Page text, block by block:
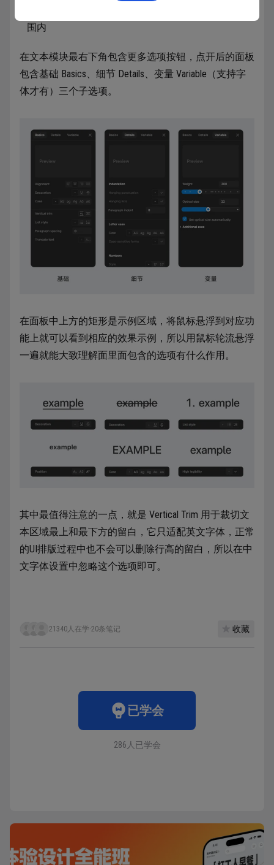
围内
在文本模块最右下角包含更多选项按钮，点开后的面板
包含基础 Basics、细节 Details、变量 Variable（支持字
体才有）三个子选项。
在面板中上方的矩形是示例区域，将鼠标悬浮到对应功
能上就可以看到相应的效果示例，所以用鼠标轮流悬浮
一遍就能大致理解面里面包含的选项有什么作用。
其中最值得注意的一点，就是 Vertical Trim 用于裁切文
本区域最上和最下方的留白，它只适配英文字体，正常
的UI排版过程中也不会可以删除行高的留白，所以在中
文字体设置中忽略这个选项即可。
21340人在学·20条笔记 收藏
已学会
286人已学会